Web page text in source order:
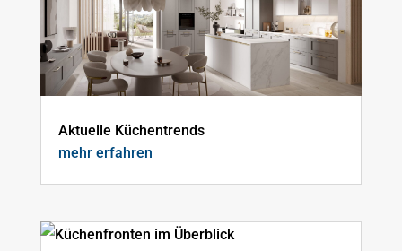
Aktuelle Küchentrends
mehr erfahren